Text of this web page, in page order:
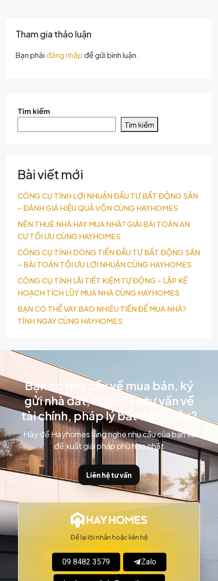
Tham gia thảo luận
Bạn phải đăng nhập để gửi bình luận.
Tìm kiếm
Tìm kiếm
Bài viết mới
CÔNG CỤ TÍNH LỢI NHUẬN ĐẦU TƯ BẤT ĐỘNG SẢN
– ĐÁNH GIÁ HIỆU QUẢ VỐN CÙNG HAYHOMES
NÊN THUÊ NHÀ HAY MUA NHÀ? GIẢI BÀI TOÁN AN
CƯ TỐI ƯU CÙNG HAYHOMES
CÔNG CỤ TÍNH DÒNG TIỀN ĐẦU TƯ BẤT ĐỘNG SẢN
– BÀI TOÁN TỐI ƯU LỢI NHUẬN CÙNG HAYHOMES
CÔNG CỤ TÍNH LÃI TIẾT KIỆM TỰ ĐỘNG – LẬP KẾ
HOẠCH TÍCH LŨY MUA NHÀ CÙNG HAYHOMES
BẠN CÓ THỂ VAY BAO NHIÊU TIỀN ĐỂ MUA NHÀ?
TÍNH NGAY CÙNG HAYHOMES
Bạn có nhu cầu về mua bán, ký
gửi nhà đất, hoặc cần tư vấn về
tài chính, pháp lý bất động sản?
Hãy để Hayhomes lắng nghe nhu cầu của bạn và
đề xuất giải pháp phù hợp nhất
Liên hệ tư vấn
Để lại lời nhắn hoặc liên hệ
09 8482 3579 Zalo